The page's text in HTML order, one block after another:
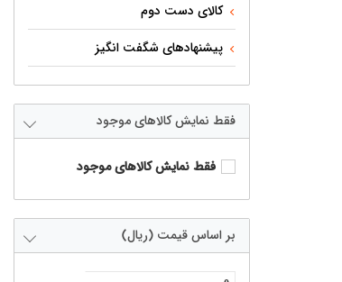
کالای دست دوم
پیشنهادهای شگفت انگیز
فقط نمایش کالاهای موجود
فقط نمایش کالاهای موجود
بر اساس قیمت (ریال)